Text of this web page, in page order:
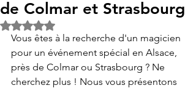
de Colmar et Strasbourg
Noté NaN étoiles sur 5.
Vous êtes à la recherche d'un magicien
pour un événement spécial en Alsace,
près de Colmar ou Strasbourg ? Ne
cherchez plus ! Nous vous présentons